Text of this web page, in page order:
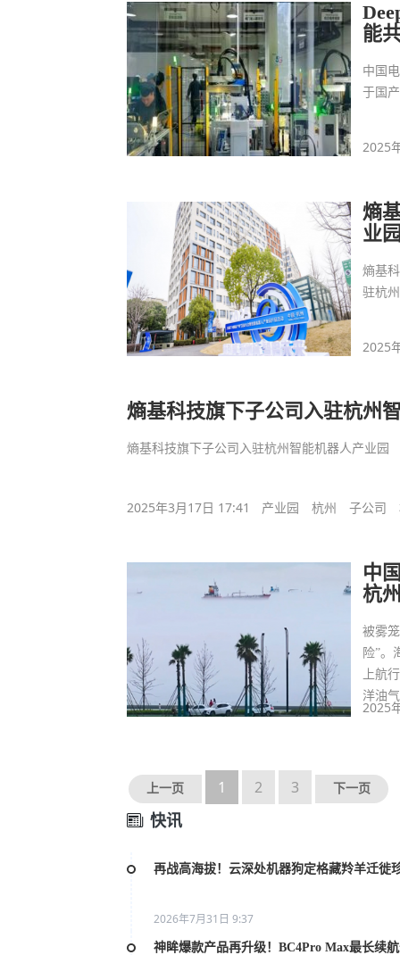
能
中国
于国
2025
熵
业
熵基
驻杭
2025
熵基科技旗下子公司入驻杭州
熵基科技旗下子公司入驻杭州智能机器人产业园
2025年3月17日 17:41 产业园 杭州 子公司
中
杭
被雾
险”。
上航
洋油
2025
上一页 1 2 3 下一页
快讯
再战高海拔！云深处机器狗定格藏羚羊迁徙
2026年7月31日 9:37
神眸爆款产品再升级！BC4Pro Max最长续